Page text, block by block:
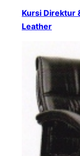
Kursi Direktur
Leather